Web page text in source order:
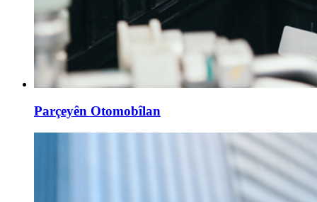
Parçeyên Otomobîlan